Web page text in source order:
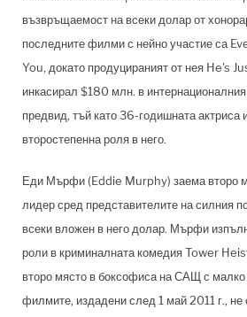
възвръщаемост на всеки долар от
последните филми с нейно участие са
You, докато продуцираният от нея He's
инкасирал $180 млн. в
предвид, тъй като 36-годишната актриса
второстепенна роля в него.
Еди Мърфи (Eddie Murphy) заема второ
лидер сред представителите на силния
всеки вложен в него долар. Мърфи
роли в криминалната комедия Tower
второ място в боксофиса на САЩ с
филмите, издадени след 1 май 2011 г., не